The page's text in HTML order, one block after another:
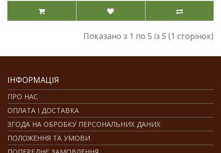
Показано з 1 по 5 із 5 (1 сторінок)
ІНФОРМАЦІЯ
ПРО НАС
ОПЛАТА І ДОСТАВКА
ЗГОДА НА ОБРОБКУ ПЕРСОНАЛЬНИХ ДАНИХ
ПОЛОЖЕННЯ ТА УМОВИ